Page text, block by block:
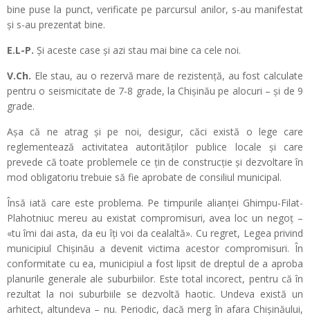
bine puse la punct, verificate pe parcursul anilor, s-au manifestat
și s-au prezentat bine.
E.L-P. Și aceste case și azi stau mai bine ca cele noi.
V.Ch. Ele stau, au o rezervă mare de rezistență, au fost calculate
pentru o seismicitate de 7-8 grade, la Chișinău pe alocuri – și de 9
grade.
Așa că ne atrag și pe noi, desigur, căci există o lege care
reglementează activitatea autorităților publice locale și care
prevede că toate problemele ce țin de construcție și dezvoltare în
mod obligatoriu trebuie să fie aprobate de consiliul municipal.
Însă iată care este problema. Pe timpurile alianței Ghimpu-Filat-
Plahotniuc mereu au existat compromisuri, avea loc un negoț –
«tu îmi dai asta, da eu îți voi da cealaltă». Cu regret, Legea privind
municipiul Chișinău a devenit victima acestor compromisuri. În
conformitate cu ea, municipiul a fost lipsit de dreptul de a aproba
planurile generale ale suburbiilor. Este total incorect, pentru că în
rezultat la noi suburbiile se dezvoltă haotic. Undeva există un
arhitect, altundeva – nu. Periodic, dacă merg în afara Chișinăului,